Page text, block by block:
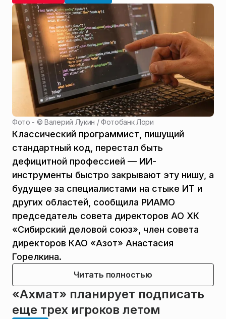
Фото - ©Валерий Лукин / Фотобанк Лори
Классический программист, пишущий
стандартный код, перестал быть
дефицитной профессией — ИИ-
инструменты быстро закрывают эту нишу, а
будущее за специалистами на стыке ИТ и
других областей, сообщила РИАМО
председатель совета директоров АО ХК
«Сибирский деловой союз», член совета
директоров КАО «Азот» Анастасия
Горелкина.
Читать полностью
«Ахмат» планирует подписать
еще трех игроков летом